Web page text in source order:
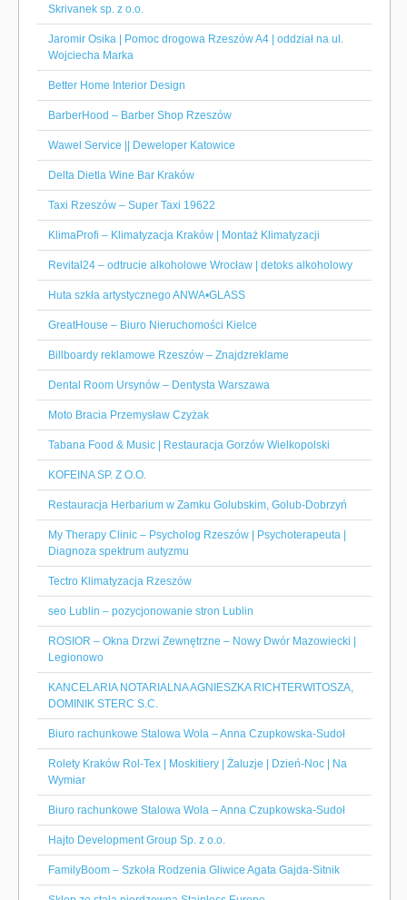
Skrivanek sp. z o.o.
Jaromir Osika | Pomoc drogowa Rzeszów A4 | oddział na ul.
Wojciecha Marka
Better Home Interior Design
BarberHood – Barber Shop Rzeszów
Wawel Service || Deweloper Katowice
Delta Dietla Wine Bar Kraków
Taxi Rzeszów – Super Taxi 19622
KlimaProfi – Klimatyzacja Kraków | Montaż Klimatyzacji
Revital24 – odtrucie alkoholowe Wrocław | detoks alkoholowy
Huta szkła artystycznego ANWA•GLASS
GreatHouse – Biuro Nieruchomości Kielce
Billboardy reklamowe Rzeszów – Znajdzreklame
Dental Room Ursynów – Dentysta Warszawa
Moto Bracia Przemysław Czyżak
Tabana Food & Music | Restauracja Gorzów Wielkopolski
KOFEINA SP. Z O.O.
Restauracja Herbarium w Zamku Golubskim, Golub-Dobrzyń
My Therapy Clinic – Psycholog Rzeszów | Psychoterapeuta |
Diagnoza spektrum autyzmu
Tectro Klimatyzacja Rzeszów
seo Lublin – pozycjonowanie stron Lublin
ROSIOR – Okna Drzwi Zewnętrzne – Nowy Dwór Mazowiecki |
Legionowo
KANCELARIA NOTARIALNA AGNIESZKA RICHTERWITOSZA,
DOMINIK STERC S.C.
Biuro rachunkowe Stalowa Wola – Anna Czupkowska-Sudoł
Rolety Kraków Rol-Tex | Moskitiery | Żaluzje | Dzień-Noc | Na
Wymiar
Biuro rachunkowe Stalowa Wola – Anna Czupkowska-Sudoł
Hajto Development Group Sp. z o.o.
FamilyBoom – Szkoła Rodzenia Gliwice Agata Gajda-Sitnik